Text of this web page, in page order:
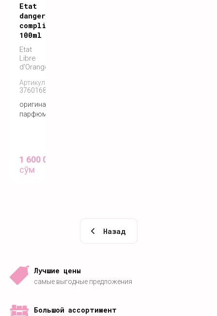
Etat
dangerous
complicity
100ml
Etat
Libre
d'Orange
Артикул:
3760168592362
оригинальный
парфюм
1 600 000
сўм
Назад
Лучшие цены
самые выгодные предложения
Большой ассортимент